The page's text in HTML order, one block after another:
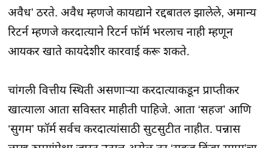
अवैध’ ठरते. अवैध म्हणजे कायद्याने रद्दबातल झालेले, अमान्य
रिटर्न म्हणजे करदात्याने रिटर्न फॉर्म भरलाच नाही म्हणून
आयकर खाते कायदेशीर कारवाई करू शकते.
चांगली वित्तीय स्थिती असणाऱ्या करदात्याकडून प्राप्तीकर
खात्याला आता सविस्तर माहीती पाहिजे. आता ‘सहज’ आणि
‘सुगम’ फॉर्म सर्वच करदात्यांसाठी सुटसुटीत नाहीत. पन्नास